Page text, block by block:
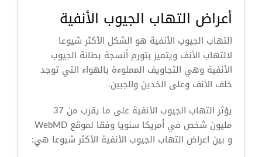
أعراض التهاب الجيوب الأنفية
التهاب الجيوب الأنفية هو الشكل الأكثر شيوعا
لالتهاب الأنف ويتميز بتورم أنسجة بطانة الجيوب
الأنفية وهي التجاويف المملوءة بالهواء التي توجد
خلف الأنف وعلى الخدين والجبين.
يؤثر التهاب الجيوب الأنفية على ما يقرب من 37
مليون شخص في أمريكا سنويا وفقا لموقع WebMD
و بين اعراض التهاب الجيوب الأنفية الأكثر شيوعا هي: